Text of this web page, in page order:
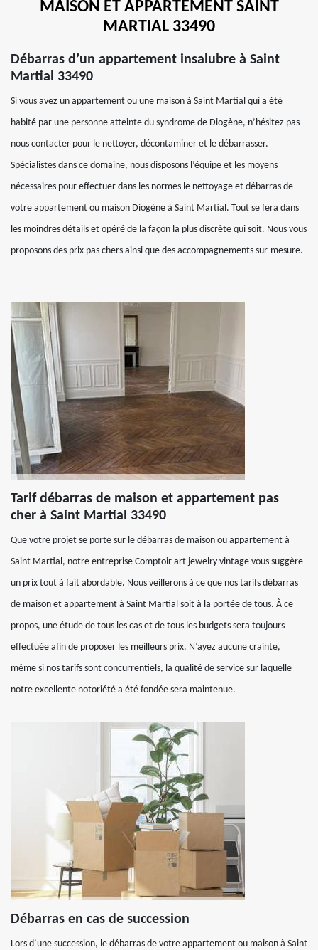
MAISON ET APPARTEMENT SAINT
MARTIAL 33490
Débarras d’un appartement insalubre à Saint
Martial 33490
Si vous avez un appartement ou une maison à Saint Martial qui a été
habité par une personne atteinte du syndrome de Diogène, n’hésitez pas
nous contacter pour le nettoyer, décontaminer et le débarrasser.
Spécialistes dans ce domaine, nous disposons l’équipe et les moyens
nécessaires pour effectuer dans les normes le nettoyage et débarras de
votre appartement ou maison Diogène à Saint Martial. Tout se fera dans
les moindres détails et opéré de la façon la plus discrète qui soit. Nous vous
proposons des prix pas chers ainsi que des accompagnements sur-mesure.
Tarif débarras de maison et appartement pas
cher à Saint Martial 33490
Que votre projet se porte sur le débarras de maison ou appartement à
Saint Martial, notre entreprise Comptoir art jewelry vintage vous suggère
un prix tout à fait abordable. Nous veillerons à ce que nos tarifs débarras
de maison et appartement à Saint Martial soit à la portée de tous. À ce
propos, une étude de tous les cas et de tous les budgets sera toujours
effectuée afin de proposer les meilleurs prix. N’ayez aucune crainte,
même si nos tarifs sont concurrentiels, la qualité de service sur laquelle
notre excellente notoriété a été fondée sera maintenue.
Débarras en cas de succession
Lors d’une succession, le débarras de votre appartement ou maison à Saint